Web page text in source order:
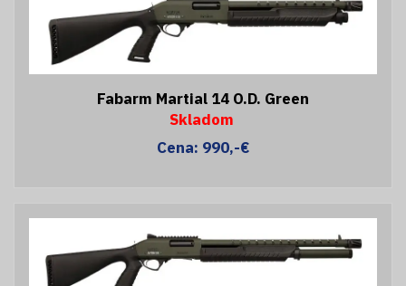
Fabarm Martial 14 O.D. Green
Skladom
Cena: 990,-€